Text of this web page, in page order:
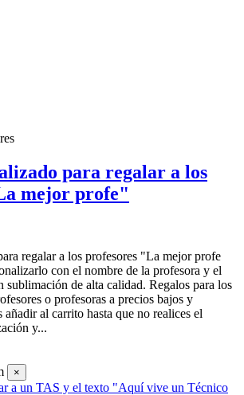
para regalar a los
mejor profe"
regalar a los profesores "La mejor profe
con el nombre de la profesora y el
sublimación de alta calidad. Regalos para los
o profesoras a precios bajos y
al carrito hasta que no realices el
y...
×